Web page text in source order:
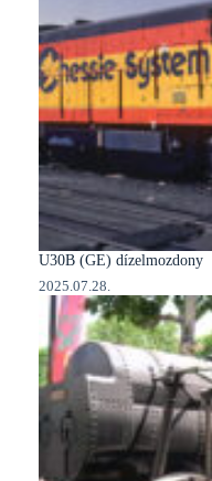
U30B (GE) dízelmozdony
2025.07.28.